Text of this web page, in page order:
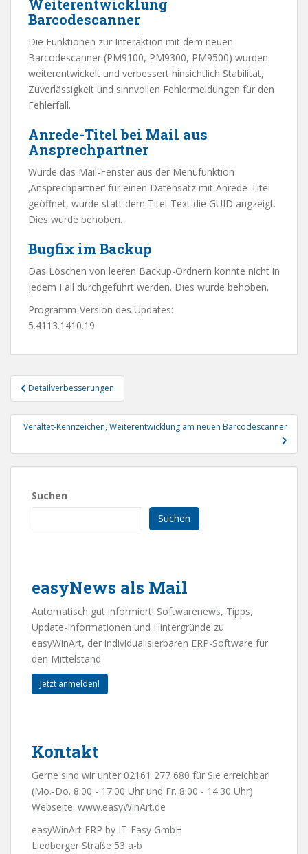
Weiterentwicklung
Barcodescanner
Die Funktionen zur Interaktion mit dem neuen
Barcodescanner (PM9100, PM9300, PM9500) wurden
weiterentwickelt und verbessert hinsichtlich Stabilität,
Zuverlässigkeit und sinnvollen Fehlermeldungen für den
Fehlerfall.
Anrede-Titel bei Mail aus
Ansprechpartner
Wurde das Mail-Fenster aus der Menüfunktion
‚Ansprechpartner‘ für einen Datensatz mit Anrede-Titel
geöffnet, wurde statt dem Titel-Text die GUID angzeigt.
Dies wurde behoben.
Bugfix im Backup
Das Löschen von leeren Backup-Ordnern konnte nicht in
jedem Fall durchgeführt werden. Dies wurde behoben.
Programm-Version des Updates:
5.4113.1410.19
Beitragsnavigation
Detailverbesserungen
Veraltet-Kennzeichen, Weiterentwicklung am neuen Barcodescanner
Suchen
Suchen
easyNews als Mail
Automatisch gut informiert! Softwarenews, Tipps,
Update-Informationen und Hintergründe zu
easyWinArt, der individualisierbaren ERP-Software für
den Mittelstand.
Jetzt anmelden!
Kontakt
Gerne sind wir unter 02161 277 680 für Sie erreichbar!
(Mo.-Do. 8:00 - 17:00 Uhr und Fr. 8:00 - 14:30 Uhr)
Webseite: www.easyWinArt.de
easyWinArt ERP by IT-Easy GmbH
Liedberger Straße 53 a-b